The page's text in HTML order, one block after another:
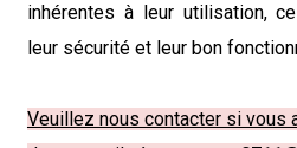
inhérentes à leur utilisation,
leur sécurité et leur bon
Veuillez nous contacter si vous